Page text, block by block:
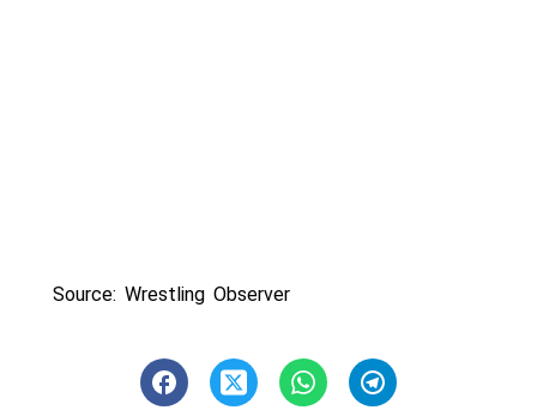
Source: Wrestling Observer